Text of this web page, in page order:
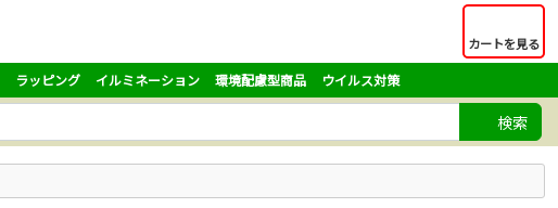
カートを見る
ラッピング イルミネーション 環境配慮型商品 ウイルス対策
検索